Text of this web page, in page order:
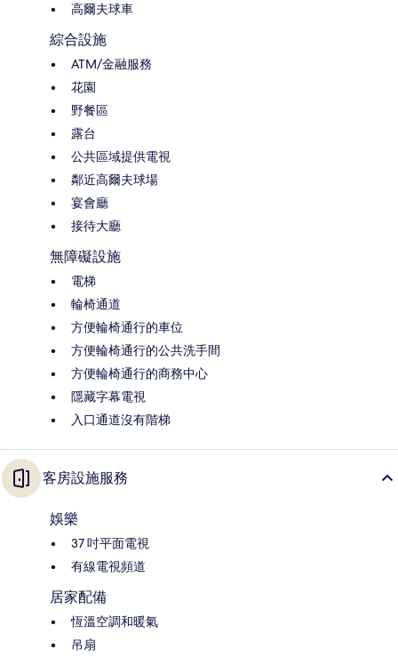
高爾夫球車
綜合設施
ATM/金融服務
花園
野餐區
露台
公共區域提供電視
鄰近高爾夫球場
宴會廳
接待大廳
無障礙設施
電梯
輪椅通道
方便輪椅通行的車位
方便輪椅通行的公共洗手間
方便輪椅通行的商務中心
隱藏字幕電視
入口通道沒有階梯
客房設施服務
娛樂
37 吋平面電視
有線電視頻道
居家配備
恆溫空調和暖氣
吊扇